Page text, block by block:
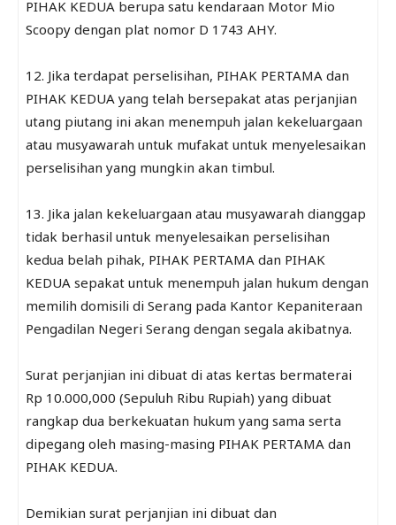
PIHAK KEDUA berupa satu kendaraan Motor Mio
Scoopy dengan plat nomor D 1743 AHY.
12. Jika terdapat perselisihan, PIHAK PERTAMA dan
PIHAK KEDUA yang telah bersepakat atas perjanjian
utang piutang ini akan menempuh jalan kekeluargaan
atau musyawarah untuk mufakat untuk menyelesaikan
perselisihan yang mungkin akan timbul.
13. Jika jalan kekeluargaan atau musyawarah dianggap
tidak berhasil untuk menyelesaikan perselisihan
kedua belah pihak, PIHAK PERTAMA dan PIHAK
KEDUA sepakat untuk menempuh jalan hukum dengan
memilih domisili di Serang pada Kantor Kepaniteraan
Pengadilan Negeri Serang dengan segala akibatnya.
Surat perjanjian ini dibuat di atas kertas bermaterai
Rp 10.000,000 (Sepuluh Ribu Rupiah) yang dibuat
rangkap dua berkekuatan hukum yang sama serta
dipegang oleh masing-masing PIHAK PERTAMA dan
PIHAK KEDUA.
Demikian surat perjanjian ini dibuat dan